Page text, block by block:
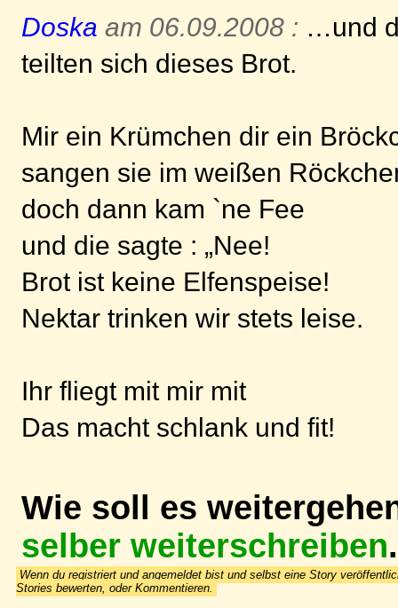
Doska am 06.09.2008 : …und
teilten sich dieses Brot.
Mir ein Krümchen dir ein
sangen sie im weißen
doch dann kam `ne Fee
und die sagte : „Nee!
Brot ist keine Elfenspeise!
Nektar trinken wir stets leise.
Ihr fliegt mit mir mit
Das macht schlank und fit!
Wie soll es
selber weiterschreiben.
Wenn du registriert und angemeldet bist und selbst eine Story
Stories bewerten, oder Kommentieren.